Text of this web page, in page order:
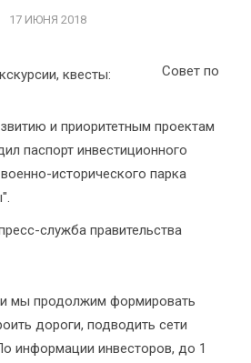
17 ИЮНЯ 2018
Совет по
и приоритетным проектам
паспорт инвестиционного
исторического парка
служба правительства
мы продолжим формировать
дороги, подводить сети
информации инвесторов, до 1